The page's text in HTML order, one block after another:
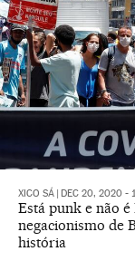
XICO SÁ DEC 20, 2020 -
Está punk e não
negacionismo de
história